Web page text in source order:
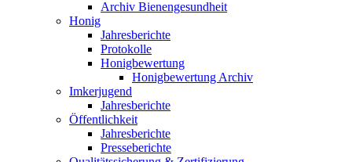
Archiv Bienengesundheit
Honig
Jahresberichte
Protokolle
Honigbewertung
Honigbewertung Archiv
Imkerjugend
Jahresberichte
Öffentlichkeit
Jahresberichte
Presseberichte